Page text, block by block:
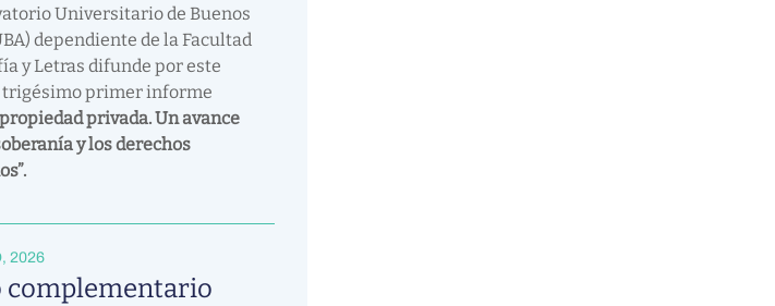
Universitario de Buenos
dependiente de la Facultad
y Letras difunde por este
trigésimo primer informe
privada. Un avance
y los derechos
2026
complementario